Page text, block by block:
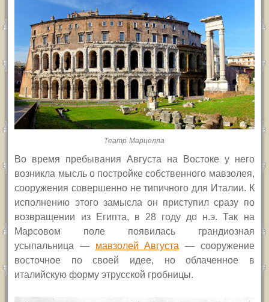
Театр Марцелла
Во время пребывания Августа на Востоке у него
возникла мысль о постройке собственного мавзолея,
сооружения совершенно не типичного для Италии. К
исполнению этого замысла он приступил сразу по
возвращении из Египта, в 28 году до н.э. Так на
Марсовом поле появилась грандиозная
усыпальница — мавзолей Августа — сооружение
восточное по своей идее, но облаченное в
италийскую форму этрусской гробницы.